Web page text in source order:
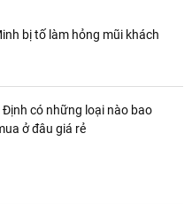
bị tố làm hỏng mũi khách
Định có những loại nào bao
ở đâu giá rẻ